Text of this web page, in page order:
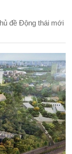
đề Động thái mới